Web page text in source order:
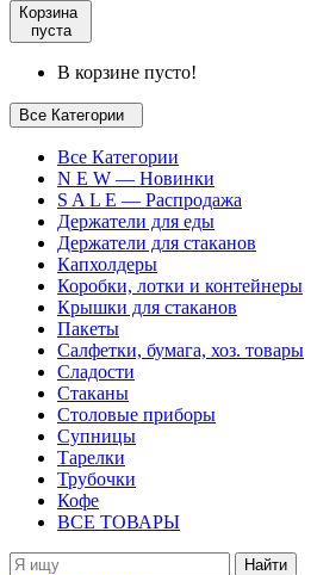
Корзина
пуста
В корзине пусто!
Все Категории
Все Категории
N E W — Новинки
S A L E — Распродажа
Держатели для еды
Держатели для стаканов
Капхолдеры
Коробки, лотки и контейнеры
Крышки для стаканов
Пакеты
Салфетки, бумага, хоз. товары
Сладости
Стаканы
Столовые приборы
Супницы
Тарелки
Трубочки
Кофе
ВСЕ ТОВАРЫ
Найти